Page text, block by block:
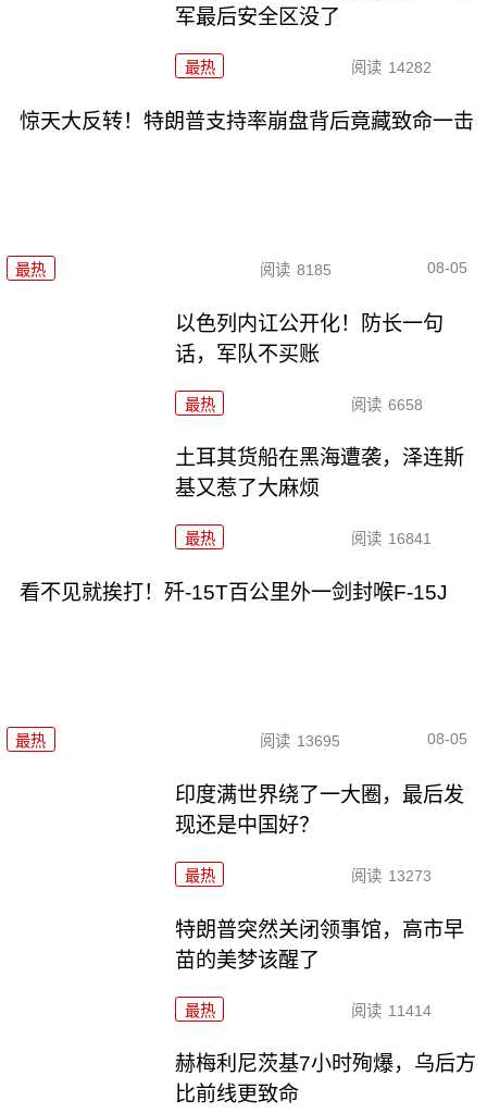
军最后安全区没了
最热 阅读 14282
惊天大反转！特朗普支持率崩盘背后竟藏致命一击
最热 阅读 8185 08-05
以色列内讧公开化！防长一句
话，军队不买账
最热 阅读 6658
土耳其货船在黑海遭袭，泽连斯
基又惹了大麻烦
最热 阅读 16841
看不见就挨打！歼-15T百公里外一剑封喉F-15J
最热 阅读 13695 08-05
印度满世界绕了一大圈，最后发
现还是中国好？
最热 阅读 13273
特朗普突然关闭领事馆，高市早
苗的美梦该醒了
最热 阅读 11414
赫梅利尼茨基7小时殉爆，乌后方
比前线更致命